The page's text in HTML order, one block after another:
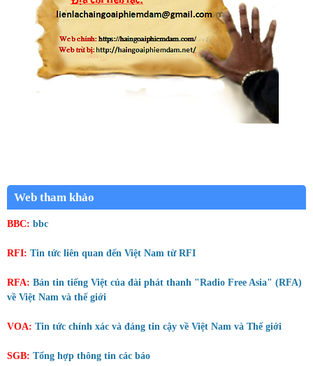
Web tham khảo
BBC: bbc
RFI: Tin tức liên quan đến Việt Nam từ RFI
RFA: Bản tin tiếng Việt của đài phát thanh "Radio Free Asia" (RFA)
về Việt Nam và thế giới
VOA: Tin tức chính xác và đáng tin cậy về Việt Nam và Thế giới
SGB: Tổng hợp thông tin các báo